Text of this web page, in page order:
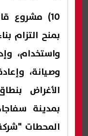
10) مشروع
بمنح التزام
واستخدام،
وصيانة،
الأغراض
بمدينة
المحطات